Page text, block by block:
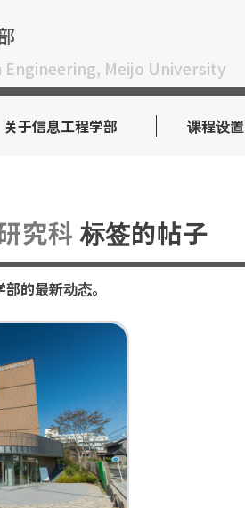
Meijo University
关于信息工程学部 课程设置
究科 标签的帖子
的最新动态。